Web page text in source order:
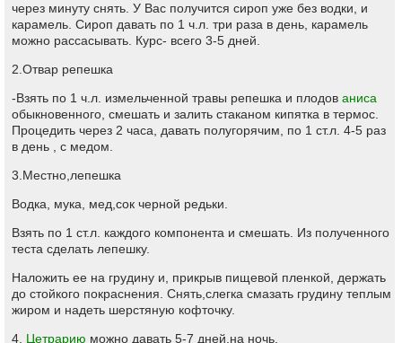
через минуту снять. У Вас получится сироп уже без водки, и
карамель. Сироп давать по 1 ч.л. три раза в день, карамель
можно рассасывать. Курс- всего 3-5 дней.
2.Отвар репешка
-Взять по 1 ч.л. измельченной травы репешка и плодов аниса
обыкновенного, смешать и залить стаканом кипятка в термос.
Процедить через 2 часа, давать полугорячим, по 1 ст.л. 4-5 раз
в день , с медом.
3.Местно,лепешка
Водка, мука, мед,сок черной редьки.
Взять по 1 ст.л. каждого компонента и смешать. Из полученного
теста сделать лепешку.
Наложить ее на грудину и, прикрыв пищевой пленкой, держать
до стойкого покраснения. Снять,слегка смазать грудину теплым
жиром и надеть шерстяную кофточку.
4. Цетрарию можно давать 5-7 дней,на ночь.